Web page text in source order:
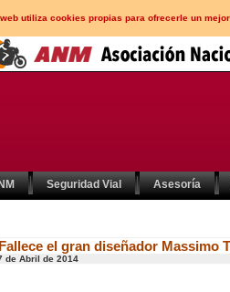
utiliza cookies propias para ofrecerle un
Seguridad Vial Asesoría
Fallece el gran diseñador Massimo
de Abril de 2014